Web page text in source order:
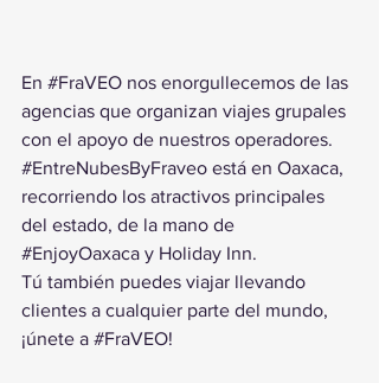
En #FraVEO nos enorgullecemos de las
agencias que organizan viajes grupales
con el apoyo de nuestros operadores.
#EntreNubesByFraveo está en Oaxaca,
recorriendo los atractivos principales
del estado, de la mano de
#EnjoyOaxaca y Holiday Inn.
Tú también puedes viajar llevando
clientes a cualquier parte del mundo,
¡únete a #FraVEO!